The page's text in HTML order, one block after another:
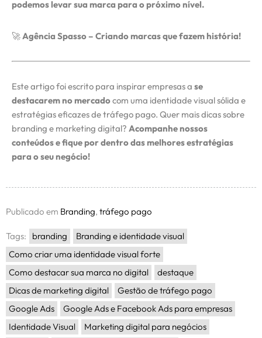
podemos levar sua marca para o próximo nível.
🚀Agência Spasso – Criando marcas que fazem história!
Este artigo foi escrito para inspirar empresas a se
destacarem no mercadocom uma identidade visual sólida e
estratégias eficazes de tráfego pago. Quer mais dicas sobre
branding e marketing digital? Acompanhe nossos
conteúdos e fique por dentro das melhores estratégias
para o seu negócio!
Publicado em Branding, tráfego pago
Tags: branding
Branding e identidade visual
Como criar uma identidade visual forte
Como destacar sua marca no digital
destaque
Dicas de marketing digital
Gestão de tráfego pago
Google Ads
Google Ads e Facebook Ads para empresas
Identidade Visual
Marketing digital para negócios